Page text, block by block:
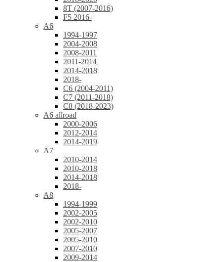
8T (2007-2016)
F5 2016-
A6
1994-1997
2004-2008
2008-2011
2011-2014
2014-2018
2018-
C6 (2004-2011)
C7 (2011-2018)
C8 (2018-2023)
A6 allroad
2000-2006
2012-2014
2014-2019
A7
2010-2014
2010-2018
2014-2018
2018-
A8
1994-1999
2002-2005
2002-2010
2005-2007
2005-2010
2007-2010
2009-2014